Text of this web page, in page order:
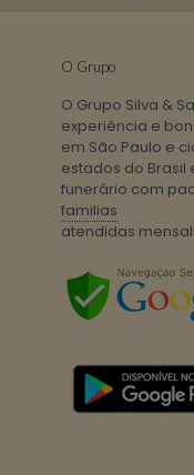
O Grupo
O Grupo Silva &
experiência e
em São Paulo e
estados do Brasil
funerário com
familias
atendidas